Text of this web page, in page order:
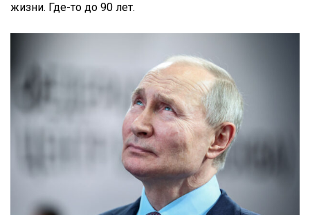
жизни. Где-то до 90 лет.